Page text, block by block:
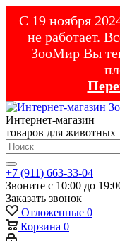
С 19 ноября
не работает.
ЗооМир Вы
Интернет-магазин
товаров для животных
+7 (911) 663-33-04
Звоните с 10:00 до
Заказать звонок
Отложенные 0
Корзина 0